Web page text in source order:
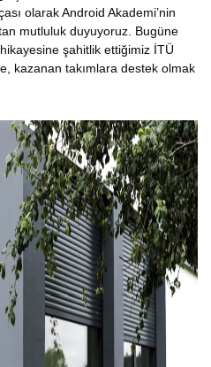
olarak Android Akademi’nin
mutluluk duyuyoruz. Bugüne
şahitlik ettiğimiz İTÜ
kazanan takımlara destek olmak